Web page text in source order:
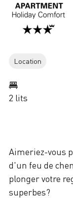
Location
2 lits
Aimeriez-vous
d'un feu de
plonger votre
superbes?